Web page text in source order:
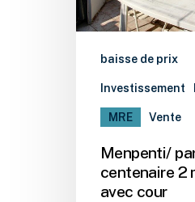
baisse de prix
Investissement
MRE Vente
Menpenti/
centenaire 2
avec cour